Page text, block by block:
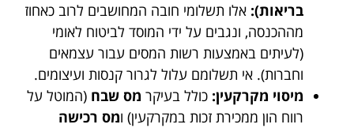
בריאות): אלו תשלומי חובה המחושבים לרוב כאחוז
מההכנסה, ונגבים על ידי המוסד לביטוח לאומי
(לעיתים באמצעות רשות המסים עבור עצמאים
וחברות). אי תשלומם עלול לגרור קנסות ועיצומים.
מיסוי מקרקעין: כולל בעיקר מס שבח (המוטל על
רווח הון ממכירת זכות במקרקעין) ומס רכישה